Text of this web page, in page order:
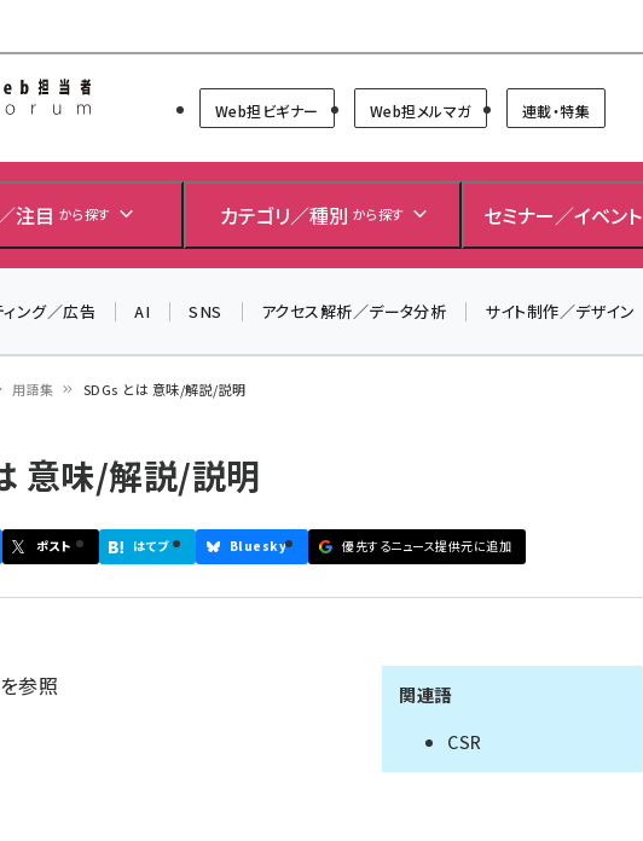
Web担当者Forum
Web担ビギナー Web担メルマガ 連載・特集
注目 から探す カテゴリ／種別 から探す セミナー／イベント
ング／広告 AI SNS アクセス解析／データ分析 サイト制作／デザイン
用語集 SDGs とは 意味/解説/説明
意味/解説/説明
ポスト はてブ Bluesky 優先するニュース提供元に追加
関連語
CSR
参照